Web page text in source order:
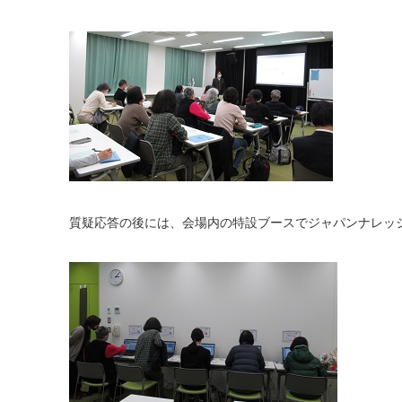
質疑応答の後には、会場内の特設ブースでジャパンナレッ